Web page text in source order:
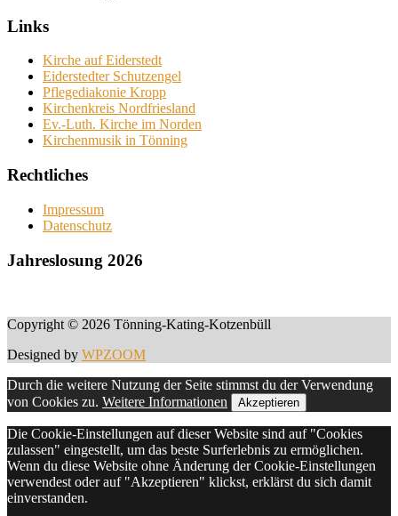
Links
Kirche auf Eiderstedt
Eiderstedter Schutzengel
Pflegediakonie Kropp
Kirchenkreis Nordfriesland
Ev.-Luth. Kirche im Norden
Kirchenmusik in Tönning
Rechtliches
Impressum
Datenschutz
Jahreslosung 2026
Copyright © 2026 Tönning-Kating-Kotzenbüll
Designed by WPZOOM
Durch die weitere Nutzung der Seite stimmst du der Verwendung
von Cookies zu. Weitere Informationen Akzeptieren
Die Cookie-Einstellungen auf dieser Website sind auf "Cookies
zulassen" eingestellt, um das beste Surferlebnis zu ermöglichen.
Wenn du diese Website ohne Änderung der Cookie-Einstellungen
verwendest oder auf "Akzeptieren" klickst, erklärst du sich damit
einverstanden.